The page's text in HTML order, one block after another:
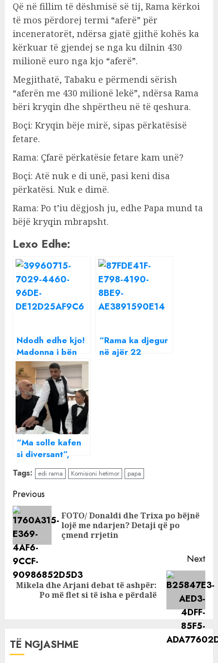
Që në fillim të dëshmisë së tij, Rama kërkoi
të mos përdorej termi “aferë” për
inceneratorët, ndërsa gjatë gjithë kohës ka
kërkuar të gjendej se nga ku dilnin 430
milionë euro nga kjo “aferë”.
Megjithatë, Tabaku e përmendi sërish
“aferën me 430 milionë lekë”, ndërsa Rama
bëri kryqin dhe shpërtheu në të qeshura.
Boçi: Kryqin bëje mirë, sipas përkatësisë
fetare.
Rama: Çfarë përkatësie fetare kam unë?
Boçi: Atë nuk e di unë, pasi keni disa
përkatësi. Nuk e dimë.
Rama: Po t’iu dëgjosh ju, edhe Papa mund ta
bëjë kryqin mbrapsht.
Lexo Edhe:
Ndodh edhe kjo!
Madonna i bën
kërkesën e
papritur Papa
Françeskut
“Rama ka djegur
në ajër 22
“Ma solle kafen
si diversant”,
Rama batuta me
studentin në
Elbasan: Mos je
nga Gjirokastra
ti?
Tags: edi rama Komisioni hetimor papa
Continue
Reading
Previous
FOTO/ Donaldi dhe Trixa po bëjnë
lojë me ndarjen? Detaji që po
çmend rrjetin
Next
Next
Mikela dhe Arjani debat të ashpër:
Po më flet si të isha e përdalë
TË NGJASHME